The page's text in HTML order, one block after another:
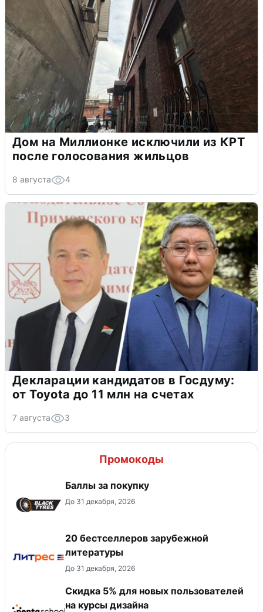
Дом на Миллионке исключили из КРТ
после голосования жильцов
8 августа 4
Декларации кандидатов в Госдуму:
от Toyota до 11 млн на счетах
7 августа 3
Промокоды
Баллы за покупку
До 31 декабря, 2026
20 бестселлеров зарубежной
литературы
До 31 декабря, 2026
Скидка 5% для новых пользователей
на курсы дизайна